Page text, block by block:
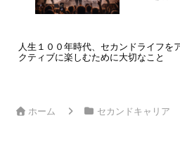
人生１００年時代、セカンドライフを
クティブに楽しむために大切なこと
ホーム セカンドキャリア